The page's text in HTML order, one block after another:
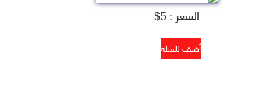
السعر : 5$